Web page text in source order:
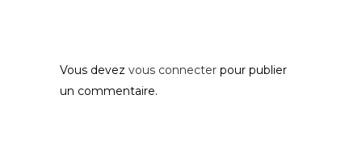
Vous devez vous connecter pour publier
un commentaire.